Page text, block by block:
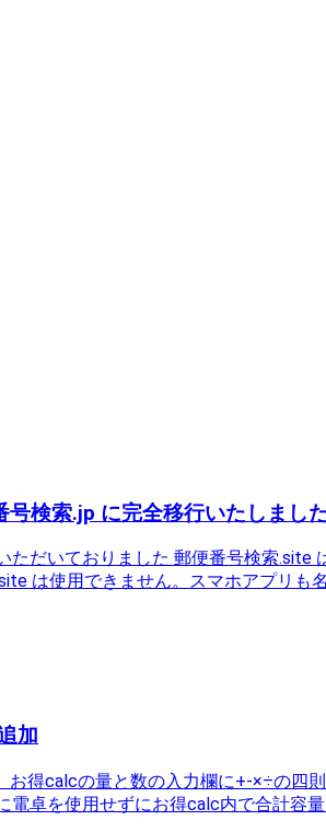
検索.jp に完全移行いたしまし
ただいておりました 郵便番号検索.site
は使用できません。スマホアプリも
加
得calcの量と数の入力欄に+-×÷の四
電卓を使用せずにお得calc内で合計容